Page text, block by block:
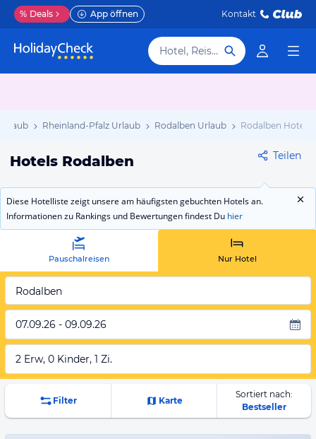
% Deals App öffnen Kontakt
Hotel, Reiseziel
Rheinland-Pfalz Urlaub Rodalben Urlaub Rodalben Hotels
Hotels Rodalben Teilen
Diese Hotelliste zeigt unsere am häufigsten gebuchten Hotels an.
Informationen zu Rankings und Bewertungen findest Du hier
Pauschalreisen Nur Hotel
Rodalben
07.09.26 - 09.09.26
2 Erw, 0 Kinder, 1 Zi.
Filter Karte
Sortiert nach:
Bestseller